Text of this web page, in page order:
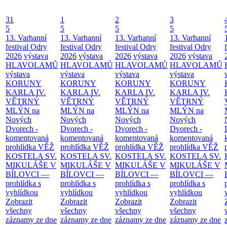
31
5
13. Varhanní
festival Odry
2026 výstava
HLAVOLAMŮ
výstava
KORUNY
KARLA IV.
VĚTRNÝ
MLÝN na
Nových
Dvorech -
komentovaná
prohlídka VĚŽ
KOSTELA SV.
MIKULÁŠE V
BÍLOVCI —
prohlídka s
vyhlídkou
Zobrazit
všechny
záznamy ze dne
1
5
13. Varhanní
festival Odry
2026 výstava
HLAVOLAMŮ
výstava
KORUNY
KARLA IV.
VĚTRNÝ
MLÝN na
Nových
Dvorech -
komentovaná
prohlídka VĚŽ
KOSTELA SV.
MIKULÁŠE V
BÍLOVCI —
prohlídka s
vyhlídkou
Zobrazit
všechny
záznamy ze dne
2
5
13. Varhanní
festival Odry
2026 výstava
HLAVOLAMŮ
výstava
KORUNY
KARLA IV.
VĚTRNÝ
MLÝN na
Nových
Dvorech -
komentovaná
prohlídka VĚŽ
KOSTELA SV.
MIKULÁŠE V
BÍLOVCI —
prohlídka s
vyhlídkou
Zobrazit
všechny
záznamy ze dne
3
5
13. Varhanní
festival Odry
2026 výstava
HLAVOLAMŮ
výstava
KORUNY
KARLA IV.
VĚTRNÝ
MLÝN na
Nových
Dvorech -
komentovaná
prohlídka VĚŽ
KOSTELA SV.
MIKULÁŠE V
BÍLOVCI —
prohlídka s
vyhlídkou
Zobrazit
všechny
záznamy ze dne